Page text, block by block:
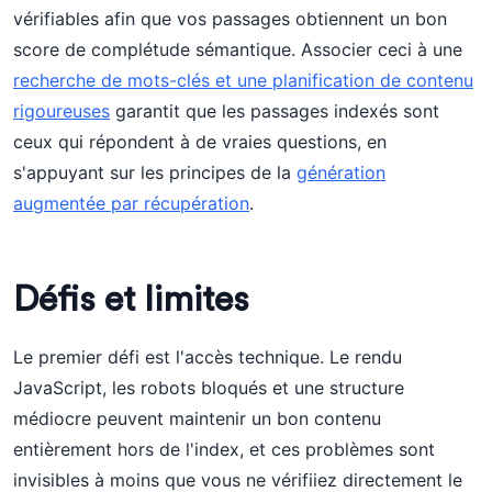
vérifiables afin que vos passages obtiennent un bon
score de complétude sémantique. Associer ceci à une
recherche de mots-clés et une planification de contenu
rigoureuses garantit que les passages indexés sont
ceux qui répondent à de vraies questions, en
s'appuyant sur les principes de la génération
augmentée par récupération.
Défis et limites
Le premier défi est l'accès technique. Le rendu
JavaScript, les robots bloqués et une structure
médiocre peuvent maintenir un bon contenu
entièrement hors de l'index, et ces problèmes sont
invisibles à moins que vous ne vérifiiez directement le